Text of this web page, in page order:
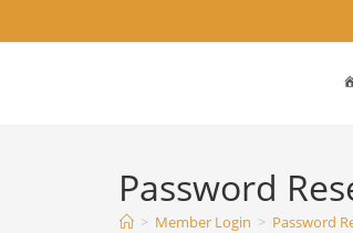
Password
> Member Login > Password